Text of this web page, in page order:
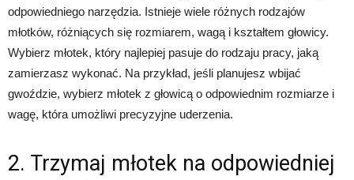
odpowiedniego narzędzia. Istnieje wiele różnych rodzajów
młotków, różniących się rozmiarem, wagą i kształtem głowicy.
Wybierz młotek, który najlepiej pasuje do rodzaju pracy, jaką
zamierzasz wykonać. Na przykład, jeśli planujesz wbijać
gwoździe, wybierz młotek z głowicą o odpowiednim rozmiarze i
wagę, która umożliwi precyzyjne uderzenia.
2. Trzymaj młotek na odpowiedniej